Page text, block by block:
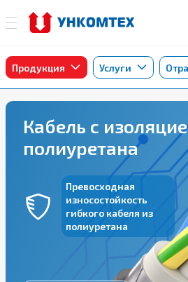
Продукция Услуги
Кабель с
полиуретана
Превосходная
износостойкость
гибкого кабеля из
полиуретана